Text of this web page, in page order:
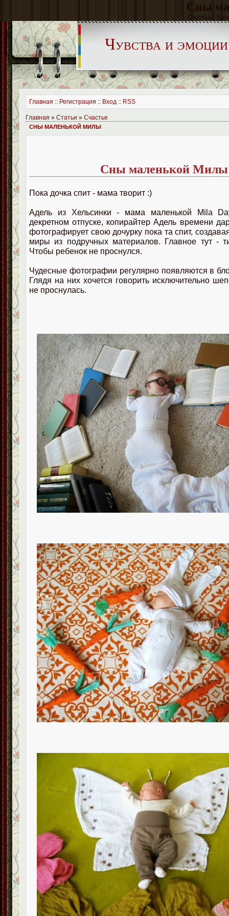
Сны
- Счастье -
Чувства и эмоции
Главная :: Регистрация :: Вход :: RSS
Главная » Статьи » Счастье
СНЫ МАЛЕНЬКОЙ МИЛЫ
Сны маленькой Милы
Пока дочка спит - мама творит :)
Адель из Хельсинки - мама маленькой Mila
декретном отпуске, копирайтер Адель времени
фотографирует свою дочурку пока та спит,
миры из подручных материалов. Главное тут -
Чтобы ребенок не проснулся.
Чудесные фотографии регулярно появляются в
Глядя на них хочется говорить исключительно
не проснулась.